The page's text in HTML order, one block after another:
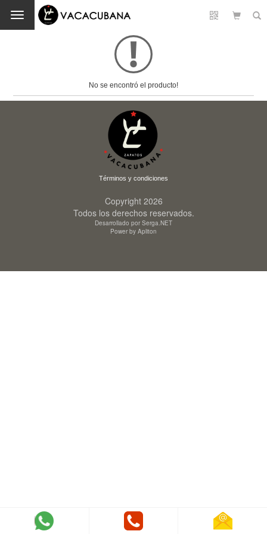
Cambio
No se encontró el producto!
Términos y condiciones
Copyright 2026
Todos los derechos reservados.
Desarrollado por Serga.NET
Power by Apliton